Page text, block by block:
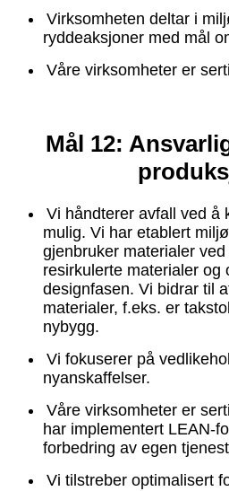
Virksomheten deltar i
ryddeaksjoner med mål
Våre virksomheter er
Mål 12:
Vi håndterer avfall ved å
mulig. Vi har etablert
gjenbruker materialer
resirkulerte materialer og
designfasen. Vi bidrar til
materialer, f.eks. er
nybygg.
Vi fokuserer på
nyanskaffelser.
Våre virksomheter er
har implementert LEAN-
forbedring av egen
Vi tilstreber optimalisert